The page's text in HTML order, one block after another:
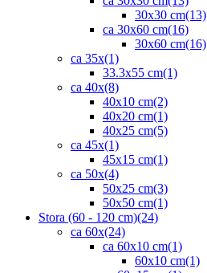
30x30 cm(13)
ca 30x60 cm(16)
30x60 cm(16)
ca 35x(1)
33.3x55 cm(1)
ca 40x(8)
40x10 cm(2)
40x20 cm(1)
40x25 cm(5)
ca 45x(1)
45x15 cm(1)
ca 50x(4)
50x25 cm(3)
50x50 cm(1)
Stora (60 - 120 cm)(24)
ca 60x(24)
ca 60x10 cm(1)
60x10 cm(1)